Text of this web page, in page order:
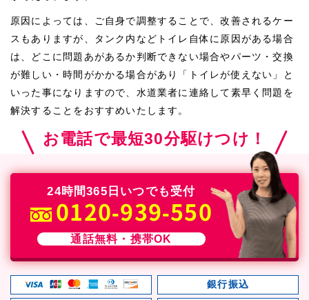
原因によっては、ご自身で調整することで、改善されるケー
スもありますが、タンク内などトイレ自体に原因がある場合
は、どこに問題あがあるか判断できない場合やパーツ・交換
が難しい・時間がかかる場合があり「トイレが使えない」と
いった事になりますので、水道業者に連絡して素早く問題を
解決することをおすすめいたします。
お電話で最短30分駆けつけ！
24時間365日いつでも受付
0120-939-550
通話無料・携帯OK
銀行振込